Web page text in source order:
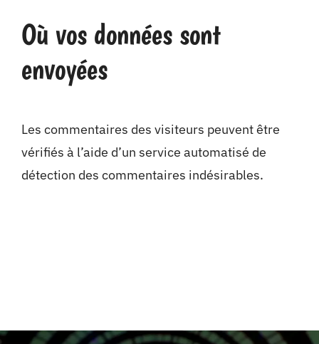
Où vos données sont
envoyées
Les commentaires des visiteurs peuvent être
vérifiés à l’aide d’un service automatisé de
détection des commentaires indésirables.